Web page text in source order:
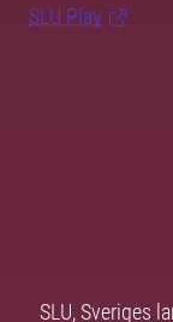
SLU Play
SLU, Sveriges